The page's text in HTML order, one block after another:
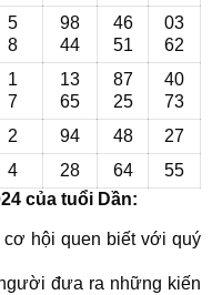
5
8
98
44
46
51
03
62
1
7
13
65
87
25
40
73
2 94 48
27
4 28 64
55
của tuổi Dần:
hội quen biết với quý
đưa ra những kiến